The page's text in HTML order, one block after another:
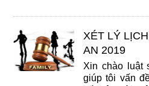
XÉT LÝ
AN 2019
Xin chào luật
giúp tôi vấn